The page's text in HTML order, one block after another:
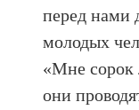
перед нами
молодых
«Мне сорок
они